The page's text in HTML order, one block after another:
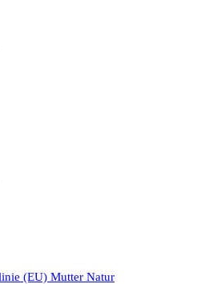
(EU) Mutter Natur